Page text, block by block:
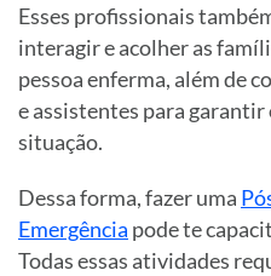
Esses profissionais
interagir e acolher as
pessoa enferma, além de
e assistentes para
situação.
Dessa forma, fazer uma
Emergência pode te
Todas essas atividades